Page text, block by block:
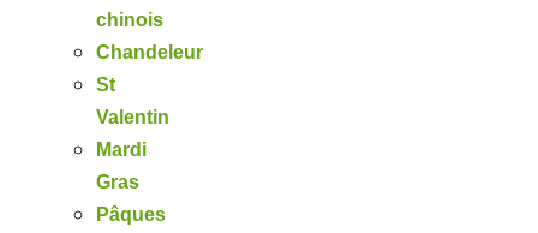
chinois
Chandeleur
St
Valentin
Mardi
Gras
Pâques